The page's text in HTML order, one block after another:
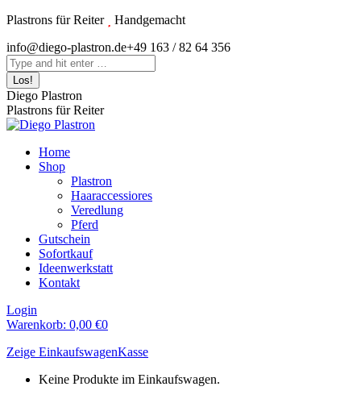
Zum
springen
Plastrons für Reiter
Handgemacht
Instagram
page
opens
in
new
window
info@diego-plastron.de+49 163 / 82 64 356
Search:
Diego Plastron
Plastrons für Reiter
Home
Shop
Plastron
Haaraccessiores
Veredlung
Pferd
Gutschein
Sofortkauf
Ideenwerkstatt
Kontakt
Login
Warenkorb: 0,00 €0
Zeige EinkaufswagenKasse
Keine Produkte im Einkaufswagen.